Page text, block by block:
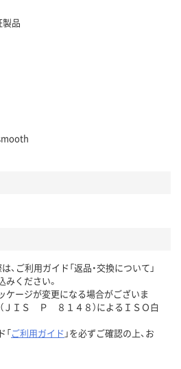
製品
、ご利用ガイド「返品・交換について」
みください。
ケージが変更になる場合がございま
ＪＩＳ Ｐ ８１４８）によるＩＳＯ白
「ご利用ガイド 」を必ずご確認の上、お